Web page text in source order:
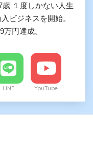
１度しかない人生
ビジネスを開始。
円達成。
LINE YouTube